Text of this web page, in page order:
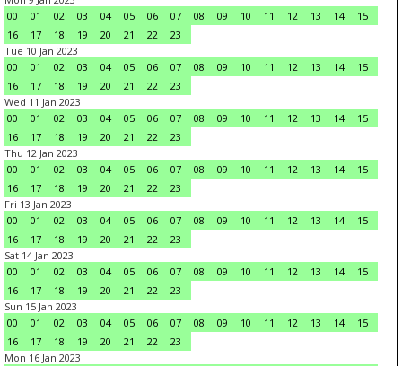
00
01 02 03 04 05 06 07 08 09 10 11 12 13 14
15
16
17 18 19 20 21 22
23
Tue 10 Jan 2023
00
01 02 03 04 05 06 07 08 09 10 11 12 13 14
15
16
17 18 19 20 21 22
23
Wed 11 Jan 2023
00
01 02 03 04 05 06 07 08 09 10 11 12 13 14
15
16
17 18 19 20 21 22
23
Thu 12 Jan 2023
00
01 02 03 04 05 06 07 08 09 10 11 12 13 14
15
16
17 18 19 20 21 22
23
Fri 13 Jan 2023
00
01 02 03 04 05 06 07 08 09 10 11 12 13 14
15
16
17 18 19 20 21 22
23
Sat 14 Jan 2023
00
01 02 03 04 05 06 07 08 09 10 11 12 13 14
15
16
17 18 19 20 21 22
23
Sun 15 Jan 2023
00
01 02 03 04 05 06 07 08 09 10 11 12 13 14
15
16
17 18 19 20 21 22
23
Mon 16 Jan 2023